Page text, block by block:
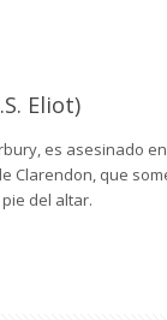
Eliot)
es asesinado
Clarendon, que
del altar.